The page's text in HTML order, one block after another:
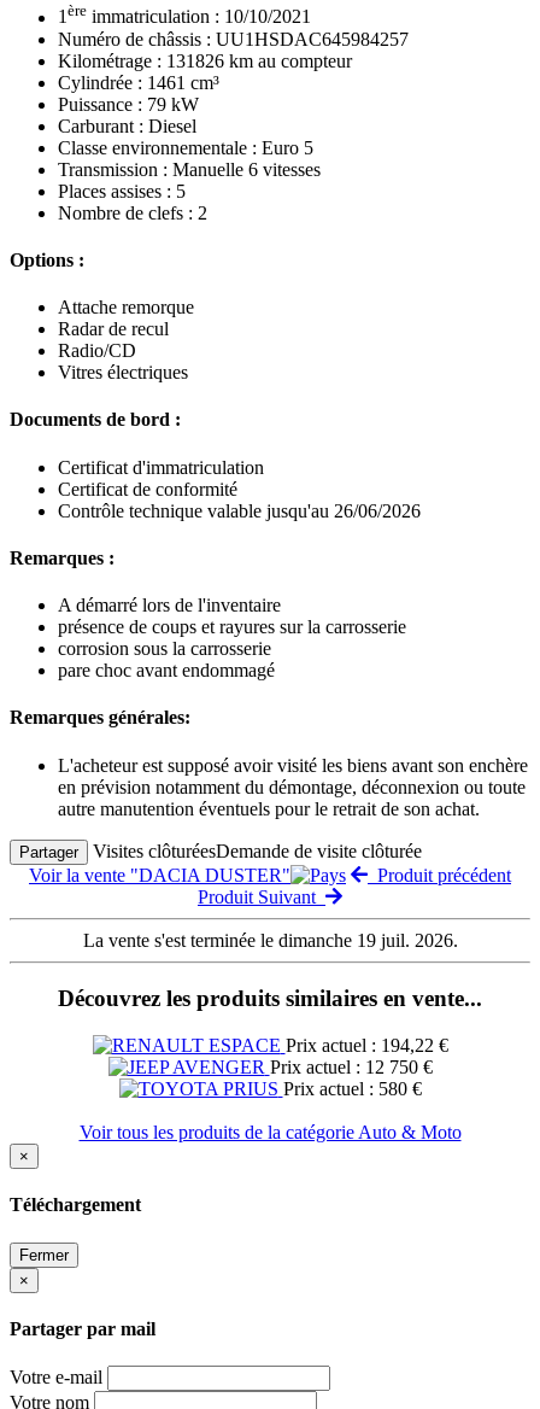
1ère immatriculation : 10/10/2021
Numéro de châssis : UU1HSDAC645984257
Kilométrage : 131826 km au compteur
Cylindrée : 1461 cm³
Puissance : 79 kW
Carburant : Diesel
Classe environnementale : Euro 5
Transmission : Manuelle 6 vitesses
Places assises : 5
Nombre de clefs : 2
Options :
Attache remorque
Radar de recul
Radio/CD
Vitres électriques
Documents de bord :
Certificat d'immatriculation
Certificat de conformité
Contrôle technique valable jusqu'au 26/06/2026
Remarques :
A démarré lors de l'inventaire
présence de coups et rayures sur la carrosserie
corrosion sous la carrosserie
pare choc avant endommagé
Remarques générales:
L'acheteur est supposé avoir visité les biens avant son enchère
en prévision notamment du démontage, déconnexion ou toute
autre manutention éventuels pour le retrait de son achat.
Partager Visites clôturéesDemande de visite clôturée
Voir la vente "DACIA DUSTER"
Produit précédent
Produit Suivant
La vente s'est terminée le dimanche 19 juil. 2026.
Découvrez les produits similaires en vente...
Prix actuel : 194,22 €
Prix actuel : 12 750 €
Prix actuel : 580 €
Voir tous les produits de la catégorie Auto & Moto
×
Téléchargement
Fermer
×
Partager par mail
Votre e-mail
Votre nom